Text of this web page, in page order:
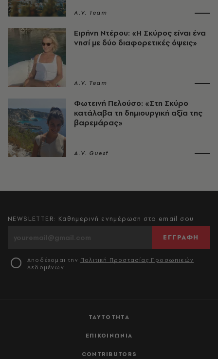
A.V. Team
Ειρήνη Ντέρου: «Η Σκύρος είναι ένα
νησί με δύο διαφορετικές όψεις»
A.V. Team
Φωτεινή Πελούσο: «Στη Σκύρο
κατάλαβα τη δημιουργική αξία της
βαρεμάρας»
A.V. Guest
ΤΑΥΤΟΤΗΤΑ
ΕΠΙΚΟΙΝΩΝΙΑ
CONTRIBUTORS
NEWSLETTER: Καθημερινή ενημέρωση στο email σου
ΕΓΓΡΑΦΗ
Αποδέχομαι την Πολιτική Προστασίας Προσωπικών
Δεδομένων